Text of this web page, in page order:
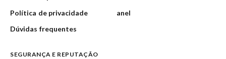
Política de privacidade
Dúvidas frequentes
anel
SEGURANÇA E REPUTAÇÃO